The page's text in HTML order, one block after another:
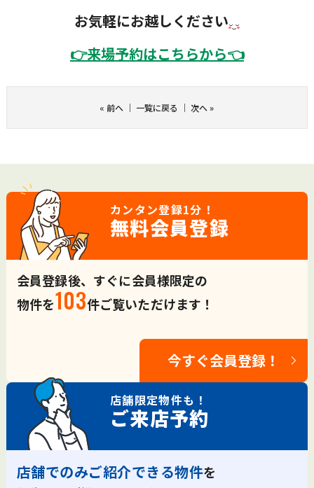
お気軽にお越しください
👉来場予約はこちらから👈
« 前へ ｜ 一覧に戻る ｜次へ»
カンタン登録1分！
無料会員登録
会員登録後、すぐに会員様限定の
物件を103件ご覧いただけます！
今すぐ会員登録！
店舗限定物件も！
ご来店予約
店舗でのみご紹介できる物件を